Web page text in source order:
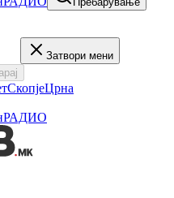
Затвори мени
СкопјеЦрна
РАДИО